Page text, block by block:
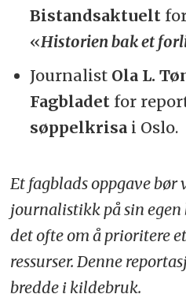
Bistandsaktuelt
«Historien bak et
Journalist Ola L.
Fagbladetfor
søppelkrisai Oslo.
Et fagblads oppgave
journalistikk på sin egen
det ofte om å prioritere
ressurser. Denne
bredde i kildebruk.